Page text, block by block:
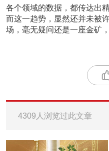
各个领域的数据，都传达出
而这一趋势，显然还并未被
场，毫无疑问还是一座金矿
4309人浏览过此文章